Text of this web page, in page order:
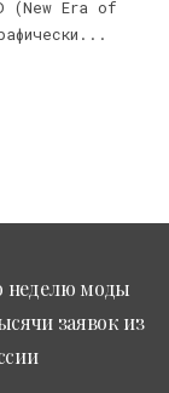
(New Era of
неделю моды
заявок из